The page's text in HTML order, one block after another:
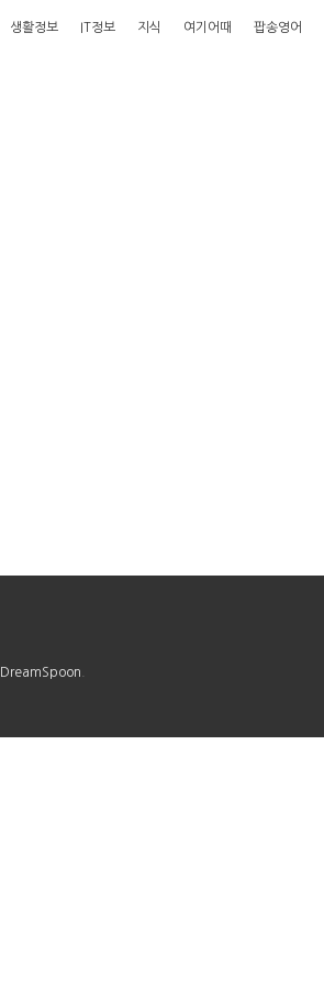
생활정보 IT정보 지식 여기어때 팝송영어
DreamSpoon